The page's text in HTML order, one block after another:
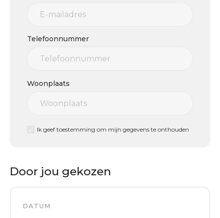
Telefoonnummer
Woonplaats
Ik geef toestemming om mijn gegevens te onthouden
Door jou gekozen
DATUM